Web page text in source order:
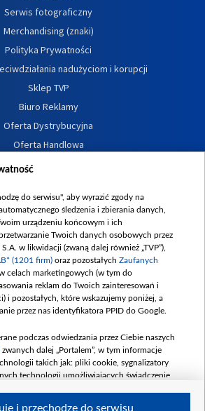
Serwis fotograficzny
Merchandising (znaki)
Polityka Prywatności
nadużyciom i korupcji
Sklep TVP
Biuro Reklamy
Oferta Dystrybucyjna
Oferta Handlowa
Dostępność
zgłoszeń wewnętrznych
do serwisu", aby wyrazić zgody na
śledzenia i zbierania danych,
urządzeniu końcowym i ich
Twoich danych osobowych przez
w likwidacji (zwaną dalej również „TVP”),
(1201 firm) oraz pozostałych Zaufanych
w celach marketingowych (w tym do
reklam do Twoich zainteresowań i
i pozostałych, które wskazujemy poniżej, a
przez nas identyfikatora PPID do Google.
podczas odwiedzania przez Ciebie naszych
zwanych dalej „Portalem”, w tym informacje
takich jak: pliki cookie, sygnalizatory
technologii umożliwiających świadczenie
i przechodzę do serwisu